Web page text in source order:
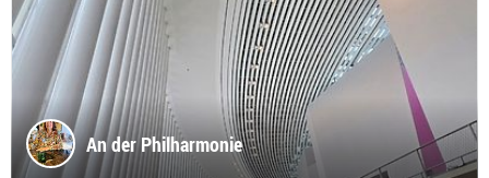
An der Philharmonie